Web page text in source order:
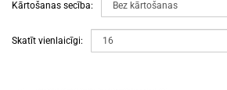
Kārtošanas secība:
Skatīt vienlaicīgi: